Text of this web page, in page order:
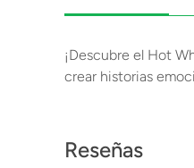
¡Descubre el Hot
crear historias
Reseñas